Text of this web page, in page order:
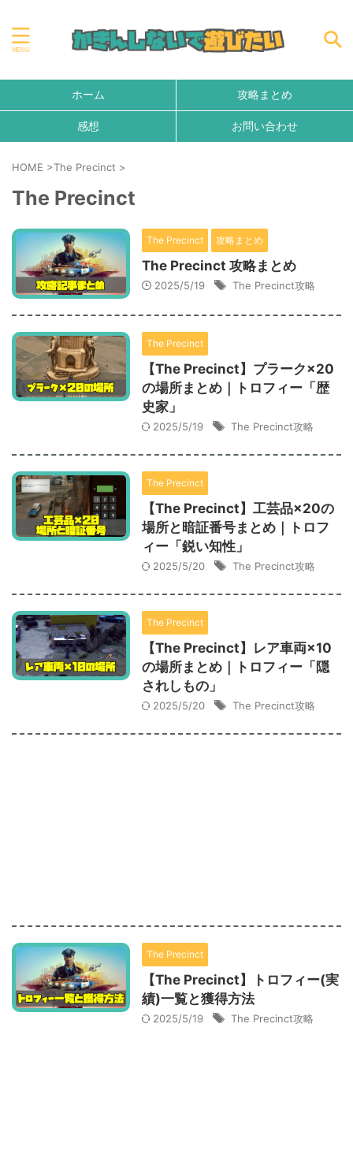
ホーム 攻略まとめ
感想 お問い合わせ
HOME >The Precinct >
The Precinct
The Precinct 攻略まとめ
The Precinct 攻略まとめ
2025/5/19 The Precinct攻略
The Precinct
【The Precinct】プラーク×20
の場所まとめ｜トロフィー「歴
史家」
2025/5/19 The Precinct攻略
The Precinct
【The Precinct】工芸品×20の
場所と暗証番号まとめ｜トロフ
ィー「鋭い知性」
2025/5/20 The Precinct攻略
The Precinct
【The Precinct】レア車両×10
の場所まとめ｜トロフィー「隠
されしもの」
2025/5/20 The Precinct攻略
The Precinct
【The Precinct】トロフィー(実
績)一覧と獲得方法
2025/5/19 The Precinct攻略